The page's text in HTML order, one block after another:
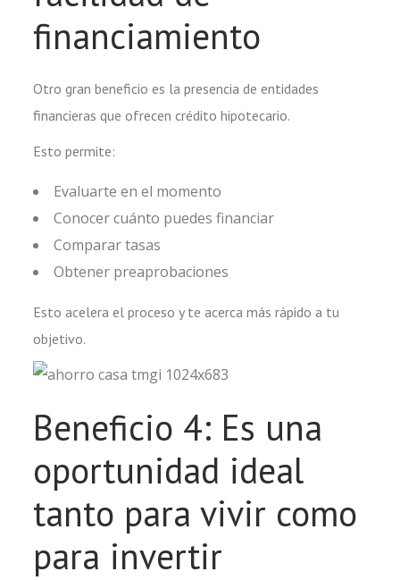
financiamiento
Otro gran beneficio es la presencia de entidades
financieras que ofrecen crédito hipotecario.
Esto permite:
Evaluarte en el momento
Conocer cuánto puedes financiar
Comparar tasas
Obtener preaprobaciones
Esto acelera el proceso y te acerca más rápido a tu
objetivo.
Beneficio 4: Es una
oportunidad ideal
tanto para vivir como
para invertir